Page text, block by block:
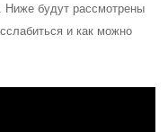
Ниже будут рассмотрены
и как можно